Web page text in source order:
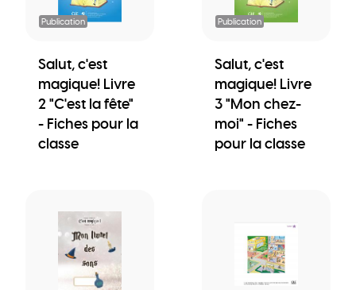
Publication
Salut, c'est
magique! Livre
2 "C'est la fête"
- Fiches pour la
classe
Publication
Salut, c'est
magique! Livre
3 "Mon chez-
moi" - Fiches
pour la classe